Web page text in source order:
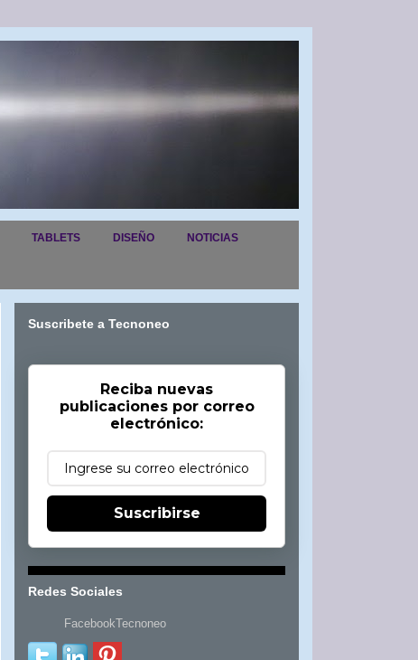
TABLETS DISEÑO NOTICIAS
Suscribete a Tecnoneo
Reciba nuevas
publicaciones por correo
electrónico:
Suscribirse
Redes Sociales
FacebookTecnoneo